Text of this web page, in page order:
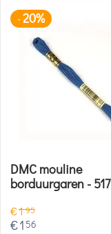
-20%
DMC mouline
borduurgaren - 517
€195
€1 56